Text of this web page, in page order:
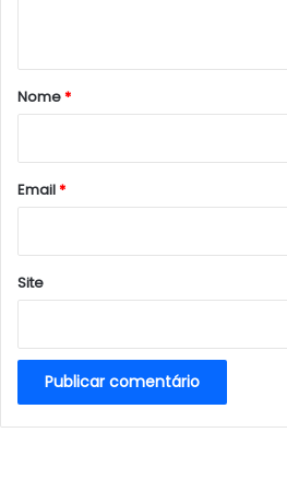
r
*
Nome*
Email*
Site